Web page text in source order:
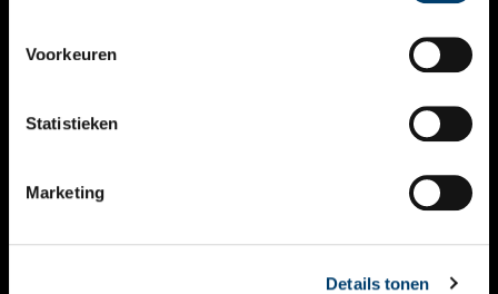
Voorkeuren
Statistieken
Marketing
Details tonen
NIEUWSBRIEF
DISCLAIMER